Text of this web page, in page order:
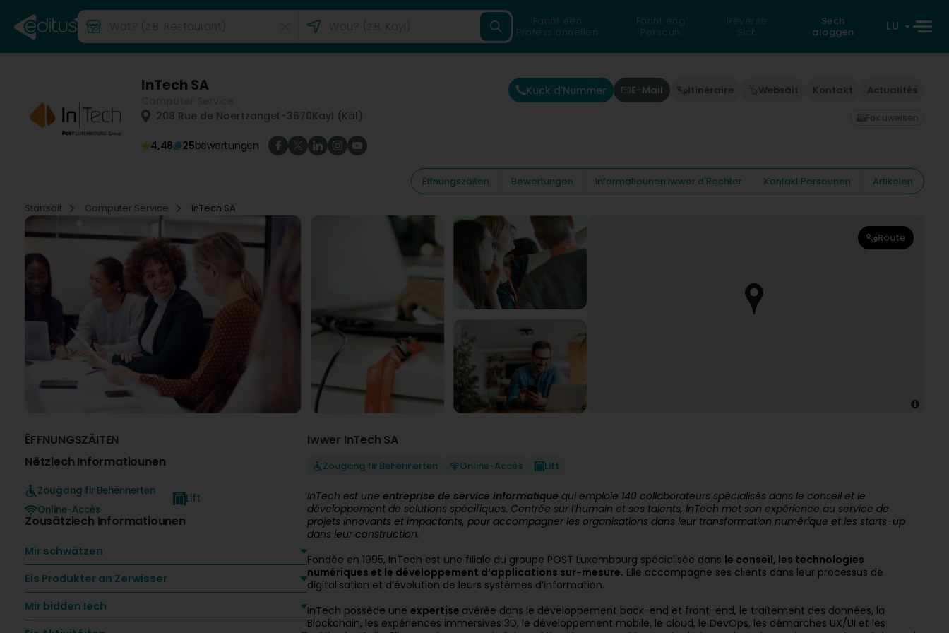
Fannt een
Professionnellen
Fannt eng
Persoun
Reverse
Sich
Sech
aloggen
LU
InTech SA
208 Rue de NoertzangeL-3670Kayl (Käl)
4,48 25bewertungen
Kuck d'Nummer E-Mail Itinéraire Websäit Kontakt Actualités
Fax uweisen
Ëffnungszäiten Bewertungen Informatiounen iwwer d'Rechter Kontakt Persounen
Artikelen
Startsäit
Computer Service InTech SA
Route
ËFFNUNGSZÄITEN
Nëtzlech Informatiounen
Zougang fir Behënnerten
Online-Accès
Lift
Zousätzlech Informatiounen
Mir schwätzen
Eis Produkter an Zerwisser
Mir bidden Iech
Iwwer InTech SA
Zougang fir Behënnerten Online-Accès Lift
InTech est une entreprise de service informatique qui emploie 140 collaborateurs spécialisés dans le conseil et le
développement de solutions spécifiques. Centrée sur l’humain et ses talents, InTech met son expérience au service de
projets innovants et impactants, pour accompagner les organisations dans leur transformation numérique et les starts-up
dans leur construction.
Fondée en 1995, InTech est une filiale du groupe POST Luxembourg spécialisée dans le conseil, les technologies
numériques et le développement d’applications sur-mesure. Elle accompagne ses clients dans leur processus de
digitalisation et d’évolution de leurs systèmes d’information.
InTech possède une expertise avérée dans le développement back-end et front-end, le traitement des données, la
Blockchain, les expériences immersives 3D, le développement mobile, le cloud, le DevOps, les démarches UX/UI et les